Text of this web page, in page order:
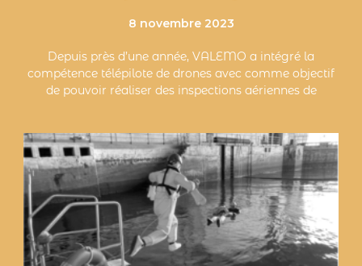
8 novembre 2023
Depuis près d’une année, VALEMO a intégré la
compétence télépilote de drones avec comme objectif
de pouvoir réaliser des inspections aériennes de